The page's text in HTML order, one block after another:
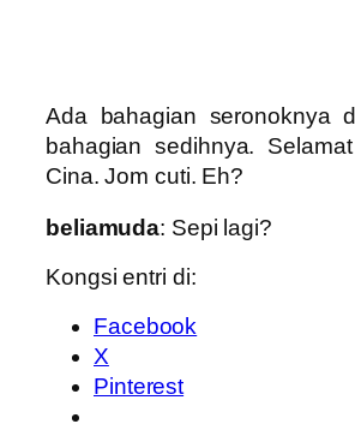
Ada bahagian seronoknya
bahagian sedihnya.
Cina. Jom cuti. Eh?
beliamuda: Sepi lagi?
Kongsi entri di:
Facebook
X
Pinterest